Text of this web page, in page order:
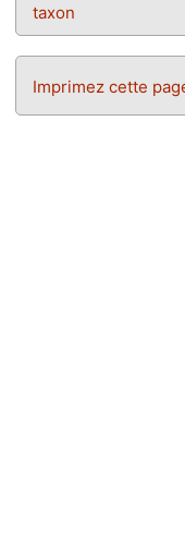
taxon
Imprimez cette